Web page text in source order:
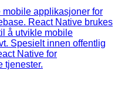
mobile applikasjoner for
React Native brukes
å utvikle mobile
Spesielt innen offentlig
Native for
tjenester.